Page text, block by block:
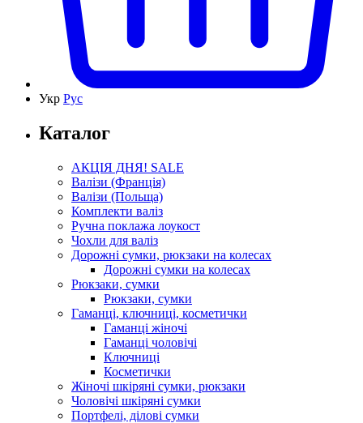
Укр Рус
Каталог
АКЦІЯ ДНЯ! SALE
Валізи (Франція)
Валізи (Польща)
Комплекти валіз
Ручна поклажа лоукост
Чохли для валіз
Дорожні сумки, рюкзаки на колесах
Дорожні сумки на колесах
Рюкзаки, сумки
Рюкзаки, сумки
Гаманці, ключниці, косметички
Гаманці жіночі
Гаманці чоловічі
Ключниці
Косметички
Жіночі шкіряні сумки, рюкзаки
Чоловічі шкіряні сумки
Портфелі, ділові сумки